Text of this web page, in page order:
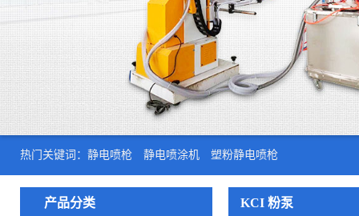
热门关键词： 静电喷枪 静电喷涂机 塑粉静电喷枪
产品分类 KCI 粉泵